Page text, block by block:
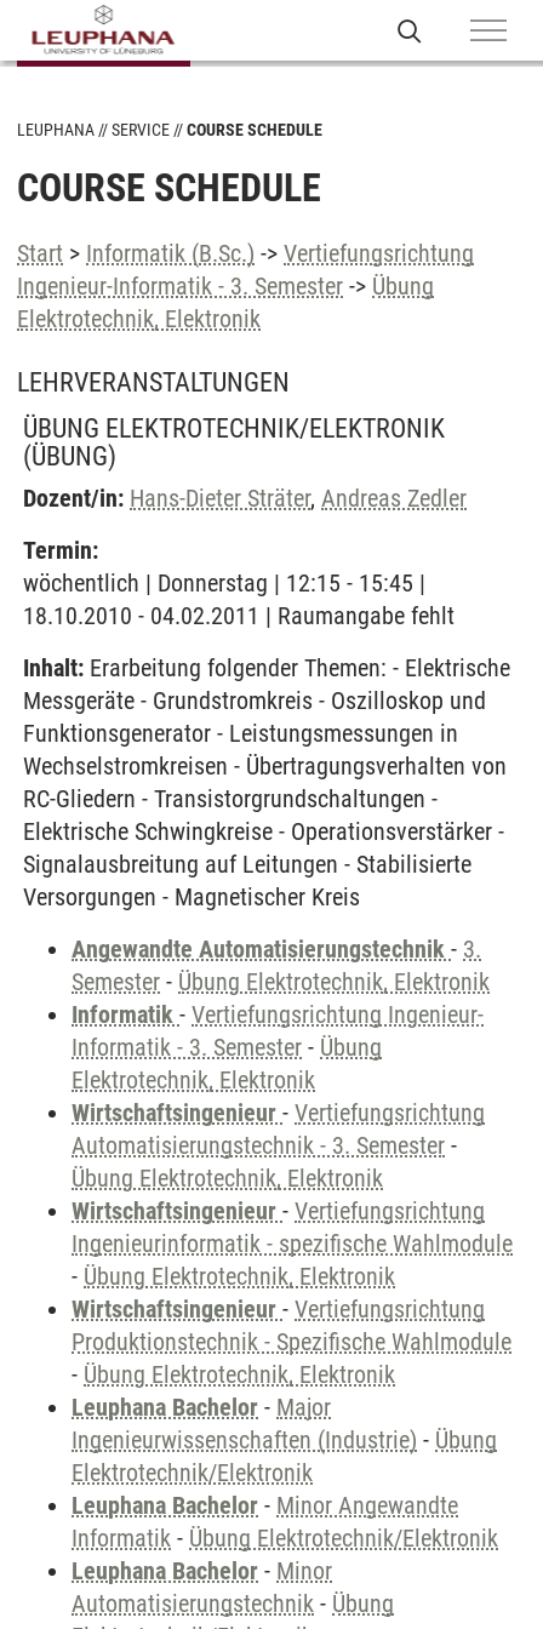
LEUPHANA SERVICE COURSE SCHEDULE
COURSE SCHEDULE
Start > Informatik (B.Sc.) -> Vertiefungsrichtung
Ingenieur-Informatik - 3. Semester -> Übung
Elektrotechnik, Elektronik
LEHRVERANSTALTUNGEN
ÜBUNG ELEKTROTECHNIK/ELEKTRONIK
(ÜBUNG)
Dozent/in: Hans-Dieter Sträter, Andreas Zedler
Termin:
wöchentlich | Donnerstag | 12:15 - 15:45 |
18.10.2010 - 04.02.2011 | Raumangabe fehlt
Inhalt: Erarbeitung folgender Themen: - Elektrische
Messgeräte - Grundstromkreis - Oszilloskop und
Funktionsgenerator - Leistungsmessungen in
Wechselstromkreisen - Übertragungsverhalten von
RC-Gliedern - Transistorgrundschaltungen -
Elektrische Schwingkreise - Operationsverstärker -
Signalausbreitung auf Leitungen - Stabilisierte
Versorgungen - Magnetischer Kreis
Angewandte Automatisierungstechnik - 3.
Semester - Übung Elektrotechnik, Elektronik
Informatik - Vertiefungsrichtung Ingenieur-
Informatik - 3. Semester - Übung
Elektrotechnik, Elektronik
Wirtschaftsingenieur - Vertiefungsrichtung
Automatisierungstechnik - 3. Semester -
Übung Elektrotechnik, Elektronik
Wirtschaftsingenieur - Vertiefungsrichtung
Ingenieurinformatik - spezifische Wahlmodule
- Übung Elektrotechnik, Elektronik
Wirtschaftsingenieur - Vertiefungsrichtung
Produktionstechnik - Spezifische Wahlmodule
- Übung Elektrotechnik, Elektronik
Leuphana Bachelor - Major
Ingenieurwissenschaften (Industrie) - Übung
Elektrotechnik/Elektronik
Leuphana Bachelor - Minor Angewandte
Informatik - Übung Elektrotechnik/Elektronik
Leuphana Bachelor - Minor
Automatisierungstechnik - Übung